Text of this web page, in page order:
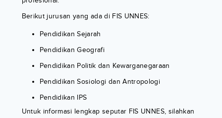
Berikut jurusan yang ada di FIS UNNES:
Pendidikan Sejarah
Pendidikan Geografi
Pendidikan Politik dan Kewarganegaraan
Pendidikan Sosiologi dan Antropologi
Pendidikan IPS
Untuk informasi lengkap seputar FIS UNNES, silahkan